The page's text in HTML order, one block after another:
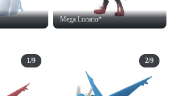
Mega Lucario*
1/9 2/9